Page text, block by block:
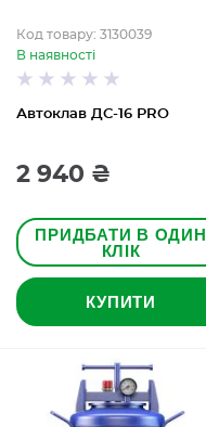
Автоклав ДС-16 PRO
Код товару: 3130039
В наявності
2 940 ₴
ПРИДБАТИ В ОДИН
КЛІК
КУПИТИ